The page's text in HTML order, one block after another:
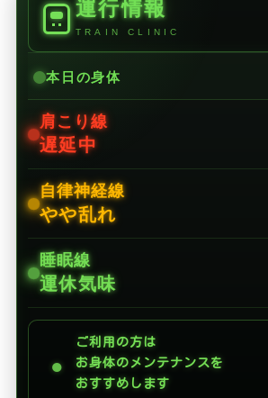
運行情報
TRAIN CLINIC
本日の身体
肩こり線
遅延中
自律神経線
やや乱れ
睡眠線
運休気味
●
ご利用の方は
お身体のメンテナンスを
おすすめします